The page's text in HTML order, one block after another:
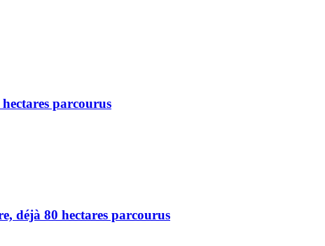
parcourus
déjà 80 hectares parcourus